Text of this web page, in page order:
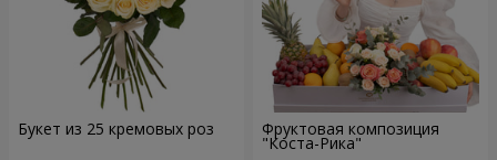
Букет из 25 кремовых роз Фруктовая композиция
"Коста-Рика"